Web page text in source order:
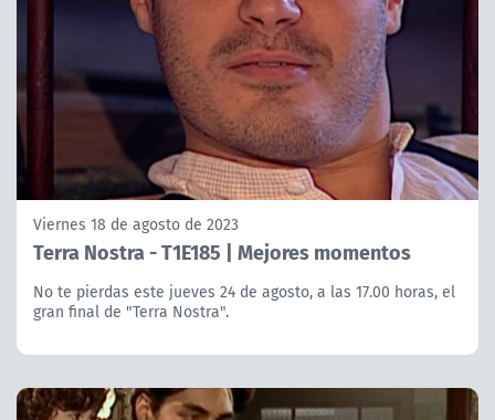
Viernes 18 de agosto de 2023
Terra Nostra - T1E185 | Mejores momentos
No te pierdas este jueves 24 de agosto, a las 17.00 horas, el
gran final de "Terra Nostra".